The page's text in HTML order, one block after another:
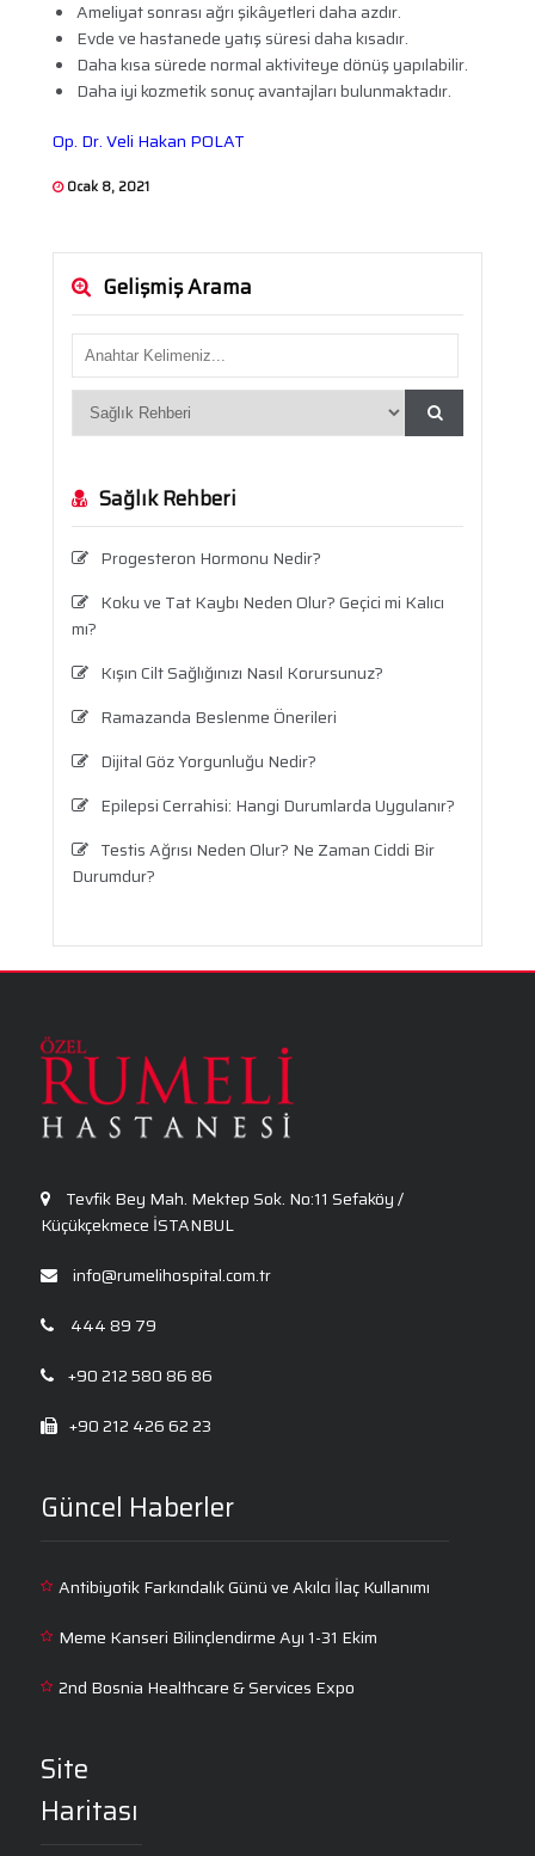
Ameliyat sonrası ağrı şikâyetleri daha azdır.
Evde ve hastanede yatış süresi daha kısadır.
Daha kısa sürede normal aktiviteye dönüş yapılabilir.
Daha iyi kozmetik sonuç avantajları bulunmaktadır.
Op. Dr. Veli Hakan POLAT
Ocak 8, 2021
Gelişmiş Arama
Sağlık Rehberi
Progesteron Hormonu Nedir?
Koku ve Tat Kaybı Neden Olur? Geçici mi Kalıcı
mı?
Kışın Cilt Sağlığınızı Nasıl Korursunuz?
Ramazanda Beslenme Önerileri
Dijital Göz Yorgunluğu Nedir?
Epilepsi Cerrahisi: Hangi Durumlarda Uygulanır?
Testis Ağrısı Neden Olur? Ne Zaman Ciddi Bir
Durumdur?
Aronya Faydaları Nelerdir?
Kalp Ritim Bozukluğu
Anksiyete Bozukluğu: Belirtiler, Nedenler, Tanı
ve Etkili Tedavi Seçenekleri
Tevfik Bey Mah. Mektep Sok. No:11 Sefaköy /
Küçükçekmece İSTANBUL
info@rumelihospital.com.tr
444 89 79
+90 212 580 86 86
+90 212 426 62 23
Güncel Haberler
Antibiyotik Farkındalık Günü ve Akılcı İlaç Kullanımı
Meme Kanseri Bilinçlendirme Ayı 1-31 Ekim
2nd Bosnia Healthcare & Services Expo
Site
Haritası